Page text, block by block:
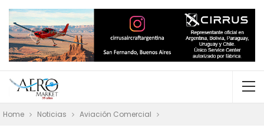
Home Noticias Aviación Comercial